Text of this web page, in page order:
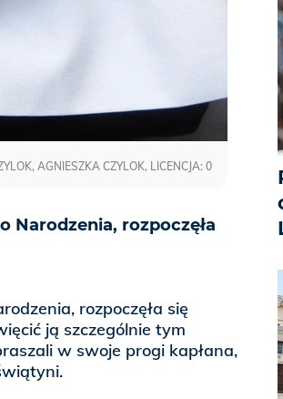
Narodzenia, rozpoczęła
AGNIESZKA CZYLOK, LICENCJA: 0
rozpoczęła się
ją szczególnie tym
w swoje progi kapłana,